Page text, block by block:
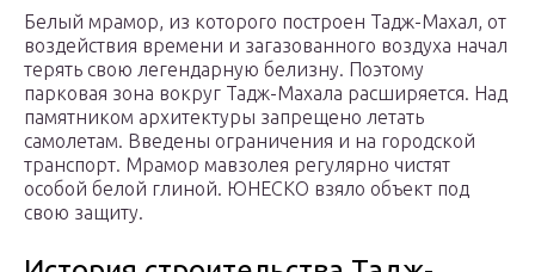
Белый мрамор, из которого построен Тадж-Махал, от
воздействия времени и загазованного воздуха начал
терять свою легендарную белизну. Поэтому
парковая зона вокруг Тадж-Махала расширяется. Над
памятником архитектуры запрещено летать
самолетам. Введены ограничения и на городской
транспорт. Мрамор мавзолея регулярно чистят
особой белой глиной. ЮНЕСКО взяло объект под
свою защиту.